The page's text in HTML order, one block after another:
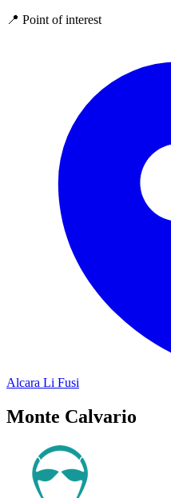
📍 Point of interest
Alcara Li Fusi
Monte Calvario